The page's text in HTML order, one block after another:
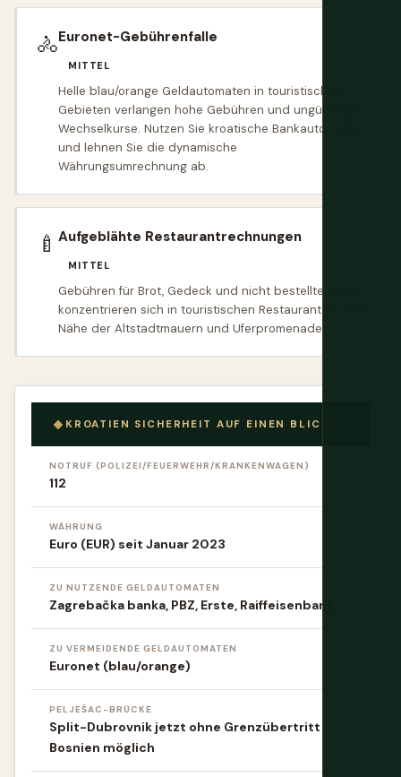
🚴Euronet-Gebührenfalle
MITTEL
Helle blau/orange Geldautomaten in touristischen
Gebieten verlangen hohe Gebühren und ungünstige
Wechselkurse. Nutzen Sie kroatische Bankautomaten
und lehnen Sie die dynamische
Währungsumrechnung ab.
🍼 Aufgeblähte Restaurantrechnungen
MITTEL
Gebühren für Brot, Gedeck und nicht bestellte Artikel
konzentrieren sich in touristischen Restaurants in der
Nähe der Altstadtmauern und Uferpromenaden.
KROATIEN SICHERHEIT AUF EINEN BLICK
NOTRUF (POLIZEI/FEUERWEHR/KRANKENWAGEN)
112
WÄHRUNG
Euro (EUR) seit Januar 2023
ZU NUTZENDE GELDAUTOMATEN
Zagrebačka banka, PBZ, Erste, Raiffeisenbank
ZU VERMEIDENDE GELDAUTOMATEN
Euronet (blau/orange)
PELJEŠAC-BRÜCKE
Split-Dubrovnik jetzt ohne Grenzübertritt
Bosnien möglich